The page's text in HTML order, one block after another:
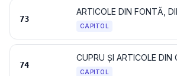
73
CAPITOL
74
CUPRU ȘI ARTICOLE DIN
CAPITOL